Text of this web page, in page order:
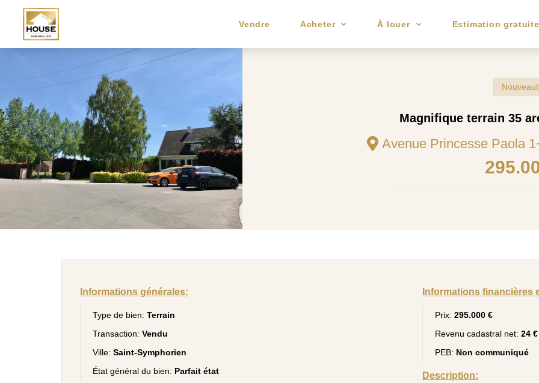
Vendre Acheter À louer Estimation gratuite
Magnifique terrain 35
Avenue Princesse Paola
Informations générales:
Type de bien: Terrain
Transaction: Vendu
Ville: Saint-Symphorien
État général du bien: Parfait état
Informations financières
Prix: 295.000 €
Revenu cadastral net: 24 €
PEB: Non communiqué
Description: